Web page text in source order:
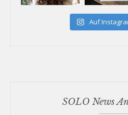
Auf
SOLO News